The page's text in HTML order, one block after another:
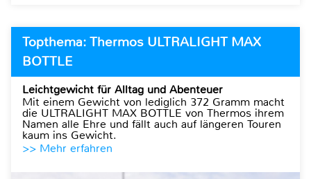
Topthema: Thermos ULTRALIGHT MAX
BOTTLE
Leichtgewicht für Alltag und Abenteuer
Mit einem Gewicht von lediglich 372 Gramm macht
die ULTRALIGHT MAX BOTTLE von Thermos ihrem
Namen alle Ehre und fällt auch auf längeren Touren
kaum ins Gewicht.
>> Mehr erfahren